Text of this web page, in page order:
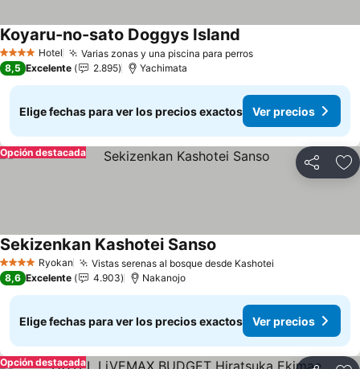
4 EstrellasHotel Varias zonas y una piscina para perrosVer precios
Koyaru-no-sato Doggys Island
8,5 Excelente 2.895 Yachimata
Elige fechas para ver los precios exactos Ver precios
Compartir
Opción destacada
4 EstrellasRyokan Vistas serenas al bosque desde Kashotei
Sekizenkan Kashotei Sanso
8,6 Excelente 4.903 Nakanojo
Elige fechas para ver los precios exactos Ver precios
Opción destacada